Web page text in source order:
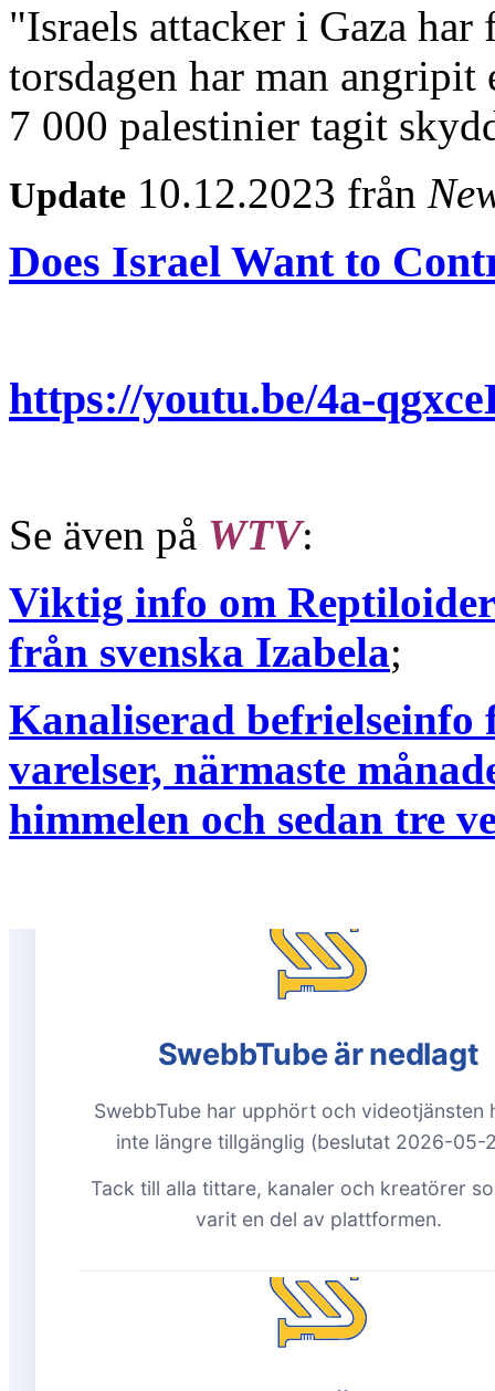
"Israels attacker i Gaza
torsdagen har man
7 000 palestinier tagit
Update 10.12.2023 från
Does Israel Want to
https://youtu.be/4a-
Se även på WTV:
Viktig info om
från svenska Izabela;
Kanaliserad befrielseinfo
varelser, närmaste
himmelen och sedan tre